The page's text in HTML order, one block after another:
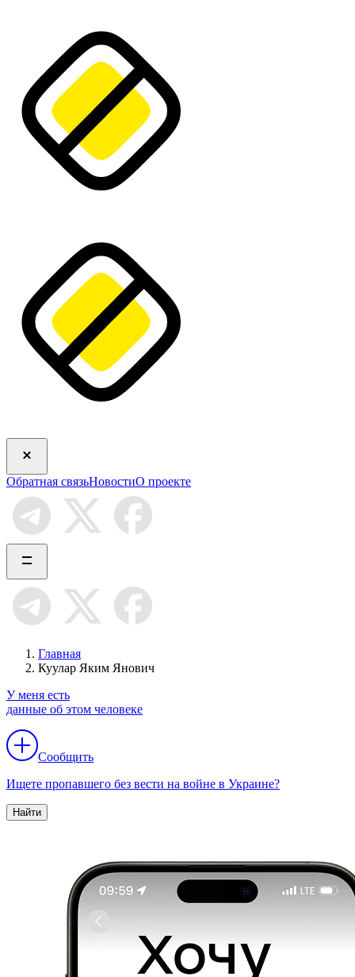
Обратная связьНовостиО проекте
Главная
Куулар Яким Янович
У меня есть
данные об этом человеке
Сообщить
Ищете пропавшего без вести на войне в Украине?
Найти